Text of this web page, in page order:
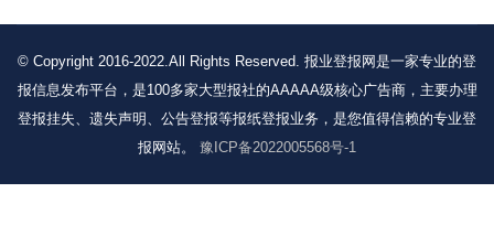
© Copyright 2016-2022.All Rights Reserved. 报业登报网是一家专业的登
报信息发布平台，是100多家大型报社的AAAAA级核心广告商，主要办理
登报挂失、遗失声明、公告登报等报纸登报业务，是您值得信赖的专业登
报网站。 豫ICP备2022005568号-1